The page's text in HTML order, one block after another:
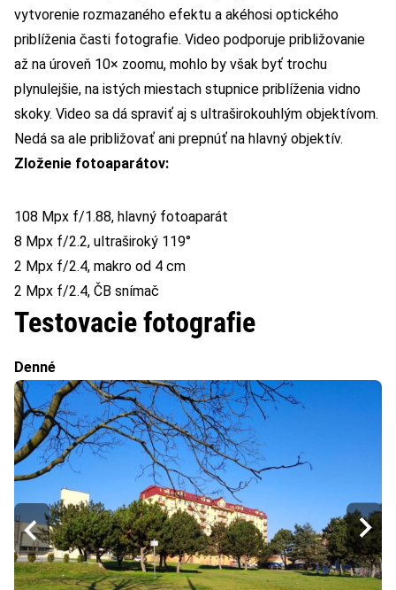
vytvorenie rozmazaného efektu a akéhosi optického
priblíženia časti fotografie. Video podporuje približovanie
až na úroveň 10× zoomu, mohlo by však byť trochu
plynulejšie, na istých miestach stupnice priblíženia vidno
skoky. Video sa dá spraviť aj s ultraširokouhlým objektívom.
Nedá sa ale približovať ani prepnúť na hlavný objektív.
Zloženie fotoaparátov:
108 Mpx f/1.88, hlavný fotoaparát
8 Mpx f/2.2, ultraširoký 119°
2 Mpx f/2.4, makro od 4 cm
2 Mpx f/2.4, ČB snímač
Testovacie fotografie
Denné